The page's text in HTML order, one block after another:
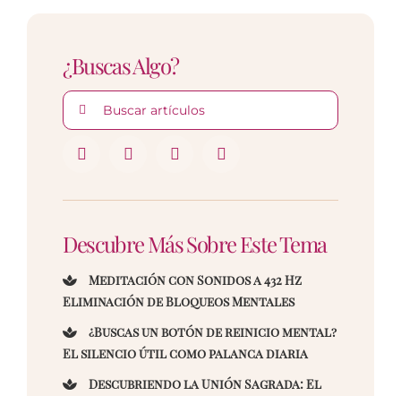
¿Buscas Algo?
Buscar:
Descubre Más Sobre Este Tema
Meditación con Sonidos a 432 Hz
Eliminación de Bloqueos Mentales
¿Buscas un botón de reinicio mental?
El silencio útil como palanca diaria
Descubriendo la Unión Sagrada: El